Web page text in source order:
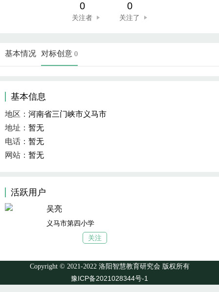
0
关注者
0
关注了
基本情况 对标创意 0
基本信息
地区： 河南省三门峡市义马市
地址： 暂无
电话： 暂无
网站： 暂无
活跃用户
吴亮
义马市第四小学
关注
Copyright © 2021-2022 洛阳智慧教育研究会 版权所有
豫ICP备2021028344号-1